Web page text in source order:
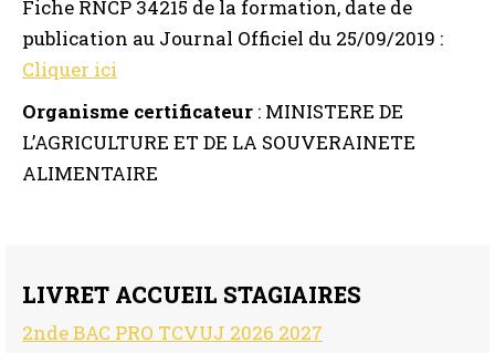
Fiche RNCP 34215 de la formation, date de
publication au Journal Officiel du 25/09/2019 :
Cliquer ici
Organisme certificateur : MINISTERE DE
L’AGRICULTURE ET DE LA SOUVERAINETE
ALIMENTAIRE
LIVRET ACCUEIL STAGIAIRES
2nde BAC PRO TCVUJ 2026 2027